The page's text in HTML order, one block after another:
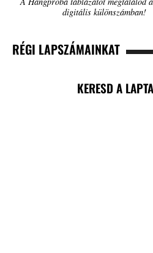
digitális különszámban!
RÉGI LAPSZÁMAINKAT
KERESD A